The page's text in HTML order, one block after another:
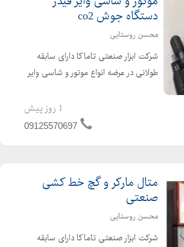
دستگاه جوش co2
محسن روستایی
شرکت ابزار صنعتی تاماکا دارای سابقه
طولانی در عرضه انواع موتور و شاسی وایر
ولت چرخ دنده ، غلطک ، درپوش و دسته
1 روز پیش
09125570697
متال مارکر و گچ خط کشی
صنعتی
محسن روستایی
شرکت ابزار صنعتی تاماکا دارای سابقه